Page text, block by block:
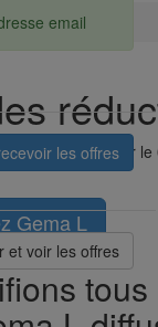
Gema L
considérées à jour
Gema L
tous
email
les offres
et voir les offres